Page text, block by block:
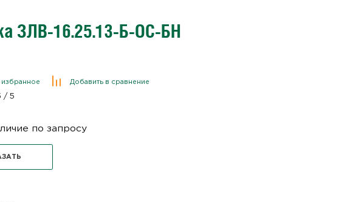
ЗЛВ-16.25.13-Б-ОС-БН
избранное Добавить в сравнение
/ 5
по запросу